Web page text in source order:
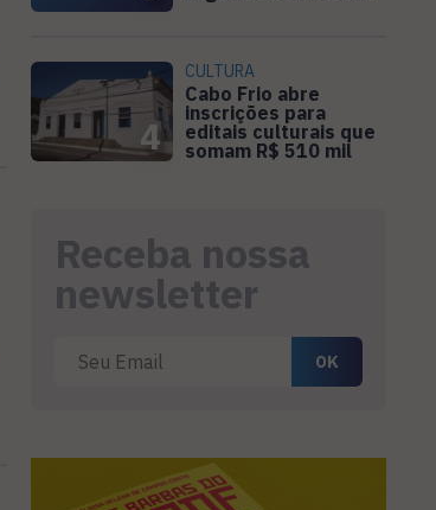
4
CULTURA
Cabo Frio abre
inscrições para
editais culturais que
somam R$ 510 mil
Receba nossa
newsletter